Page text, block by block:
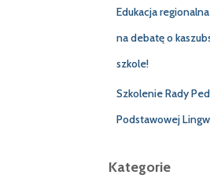
Edukacja
na debatę o
szkole!
Szkolenie Rady
Podstawowej
Kategorie